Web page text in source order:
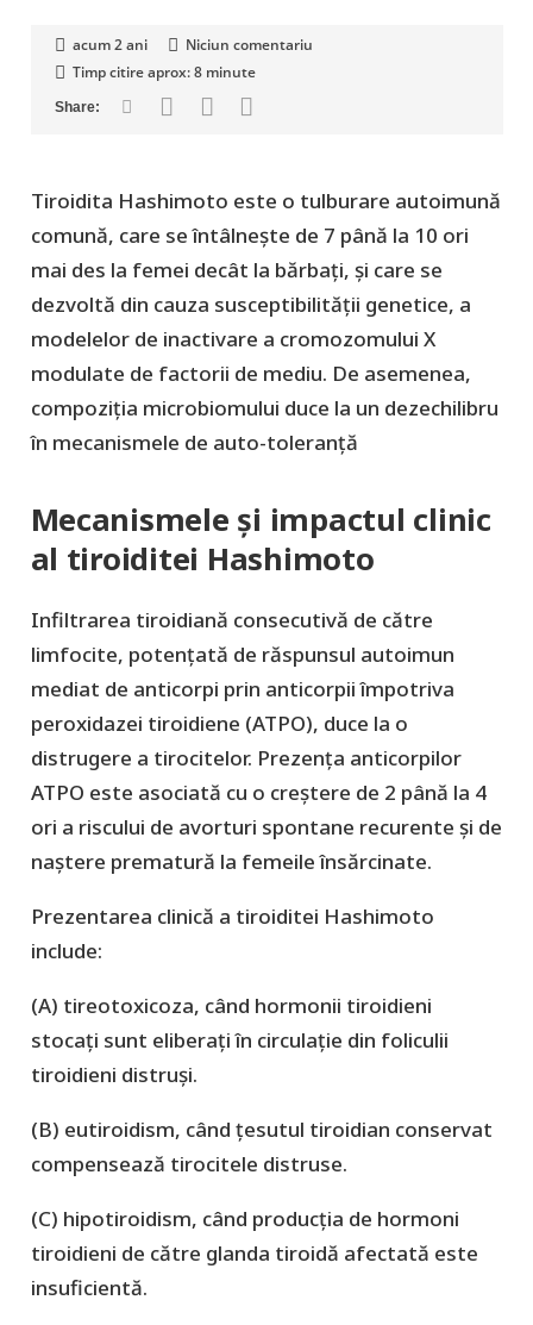
acum 2 ani
Niciun comentariu
Timp citire aprox: 8 minute
Tiroidita Hashimoto este o tulburare autoimună
comună, care se întâlnește de 7 până la 10 ori
mai des la femei decât la bărbați, și care se
dezvoltă din cauza susceptibilității genetice, a
modelelor de inactivare a cromozomului X
modulate de factorii de mediu. De asemenea,
compoziția microbiomului duce la un dezechilibru
în mecanismele de auto-toleranță
Mecanismele și impactul clinic
al tiroiditei Hashimoto
Infiltrarea tiroidiană consecutivă de către
limfocite, potențată de răspunsul autoimun
mediat de anticorpi prin anticorpii împotriva
peroxidazei tiroidiene (ATPO), duce la o
distrugere a tirocitelor. Prezența anticorpilor
ATPO este asociată cu o creștere de 2 până la 4
ori a riscului de avorturi spontane recurente și de
naștere prematură la femeile însărcinate.
Prezentarea clinică a tiroiditei Hashimoto
include:
(A) tireotoxicoza, când hormonii tiroidieni
stocați sunt eliberați în circulație din foliculii
tiroidieni distruși.
(B) eutiroidism, când țesutul tiroidian conservat
compensează tirocitele distruse.
(C) hipotiroidism, când producția de hormoni
tiroidieni de către glanda tiroidă afectată este
insuficientă.